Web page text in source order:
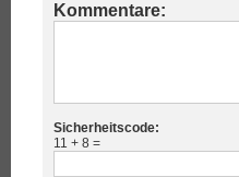
Kommentare:
Sicherheitscode:
11 + 8 =